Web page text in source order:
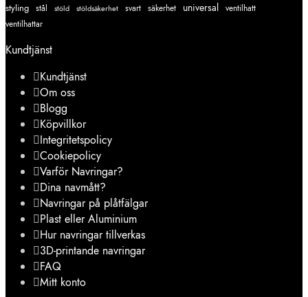
styling
stål stöld stöldsäkerhet svart säkerhet universal ventilhatt
ventilhattar
Kundtjänst
Kundtjänst
Om oss
Blogg
Köpvillkor
Integritetspolicy
Cookiepolicy
Varför Navringar?
Dina navmått?
Navringar på plåtfälgar
Plast eller Aluminium
Hur navringar tillverkas
3D-printande navringar
FAQ
Mitt konto